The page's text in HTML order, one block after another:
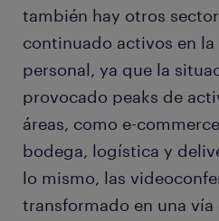
también hay otros
continuado activos en
personal, ya que la
provocado peaks de
áreas, como e-
bodega, logística y
lo mismo, las
transformado en una